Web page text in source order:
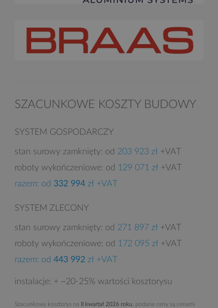
SZACUNKOWE KOSZTY BUDOWY
SYSTEM GOSPODARCZY
stan surowy zamknięty: od 203 923 zł +VAT
roboty wykończeniowe: od 129 071 zł +VAT
razem: od 332 994 zł +VAT
SYSTEM ZLECONY
stan surowy zamknięty: od 271 897 zł +VAT
roboty wykończeniowe: od 172 095 zł +VAT
razem: od 443 992 zł +VAT
instalacje: + ~20-25% wartości kosztorysu
Szacunkowy kosztorys na II kwartał 2026 roku, podane ceny są cenami